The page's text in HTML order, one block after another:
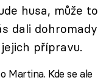
husa, může to
dali dohromady
přípravu.
Martina. Kde se ale